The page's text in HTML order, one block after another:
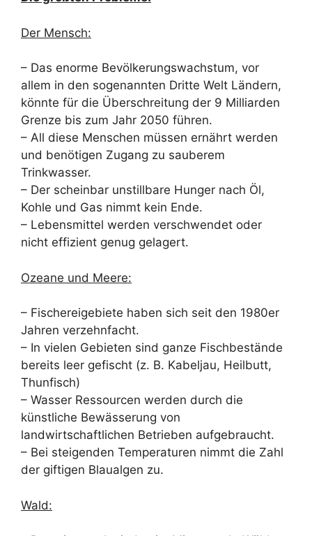
Der Mensch:
– Das enorme Bevölkerungswachstum, vor
allem in den sogenannten Dritte Welt Ländern,
könnte für die Überschreitung der 9 Milliarden
Grenze bis zum Jahr 2050 führen.
– All diese Menschen müssen ernährt werden
und benötigen Zugang zu sauberem
Trinkwasser.
– Der scheinbar unstillbare Hunger nach Öl,
Kohle und Gas nimmt kein Ende.
– Lebensmittel werden verschwendet oder
nicht effizient genug gelagert.
Ozeane und Meere:
– Fischereigebiete haben sich seit den 1980er
Jahren verzehnfacht.
– In vielen Gebieten sind ganze Fischbestände
bereits leer gefischt (z. B. Kabeljau, Heilbutt,
Thunfisch)
– Wasser Ressourcen werden durch die
künstliche Bewässerung von
landwirtschaftlichen Betrieben aufgebraucht.
– Bei steigenden Temperaturen nimmt die Zahl
der giftigen Blaualgen zu.
Wald: